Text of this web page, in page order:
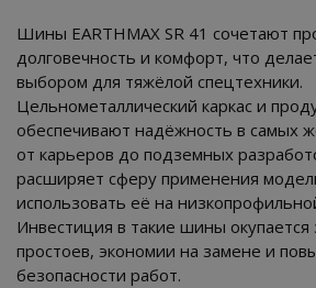
Шины EARTHMAX SR 41 сочетают
долговечность и комфорт, что
выбором для тяжёлой спецтехники.
Цельнометаллический каркас и
обеспечивают надёжность в самых
от карьеров до подземных
расширяет сферу применения
использовать её на
Инвестиция в такие шины окупается
простоев, экономии на замене и
безопасности работ.